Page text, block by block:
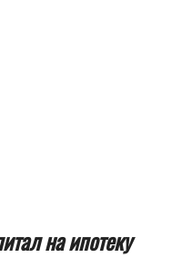
на ипотеку